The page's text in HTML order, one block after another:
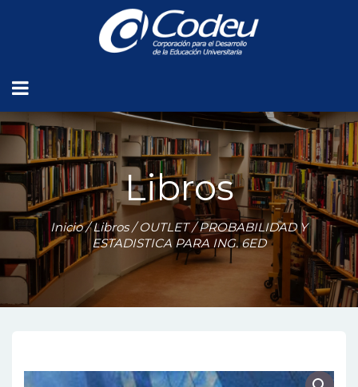
Libros
Inicio/Libros/OUTLET/ PROBABILIDAD Y
ESTADISTICA PARA ING. 6ED